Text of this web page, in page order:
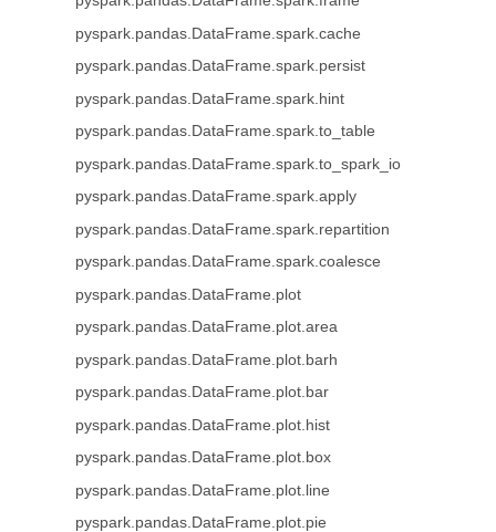
pyspark.pandas.DataFrame.spark.cache
pyspark.pandas.DataFrame.spark.persist
pyspark.pandas.DataFrame.spark.hint
pyspark.pandas.DataFrame.spark.to_table
pyspark.pandas.DataFrame.spark.to_spark_io
pyspark.pandas.DataFrame.spark.apply
pyspark.pandas.DataFrame.spark.repartition
pyspark.pandas.DataFrame.spark.coalesce
pyspark.pandas.DataFrame.plot
pyspark.pandas.DataFrame.plot.area
pyspark.pandas.DataFrame.plot.barh
pyspark.pandas.DataFrame.plot.bar
pyspark.pandas.DataFrame.plot.hist
pyspark.pandas.DataFrame.plot.box
pyspark.pandas.DataFrame.plot.line
pyspark.pandas.DataFrame.plot.pie